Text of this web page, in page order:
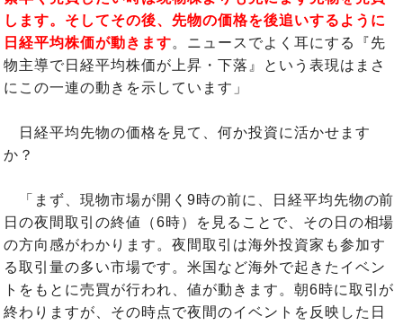
します。そしてその後、先物の価格を後追いするように
日経平均株価が動きます。ニュースでよく耳にする『先
物主導で日経平均株価が上昇・下落』という表現はまさ
にこの一連の動きを示しています」
日経平均先物の価格を見て、何か投資に活かせます
か？
「まず、現物市場が開く9時の前に、日経平均先物の前
日の夜間取引の終値（6時）を見ることで、その日の相場
の方向感がわかります。夜間取引は海外投資家も参加す
る取引量の多い市場です。米国など海外で起きたイベン
トをもとに売買が行われ、値が動きます。朝6時に取引が
終わりますが、その時点で夜間のイベントを反映した日